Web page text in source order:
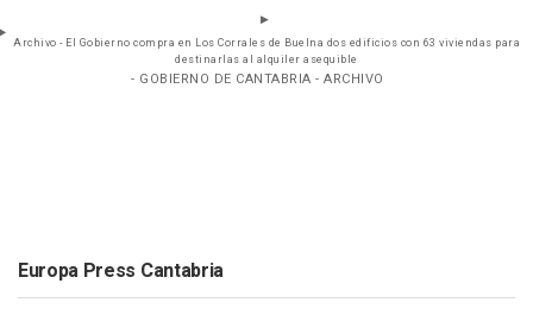
Archivo - El Gobierno compra en Los Corrales de Buelna dos edificios con 63 viviendas para
destinarlas al alquiler asequible
- GOBIERNO DE CANTABRIA - ARCHIVO
Europa Press Cantabria